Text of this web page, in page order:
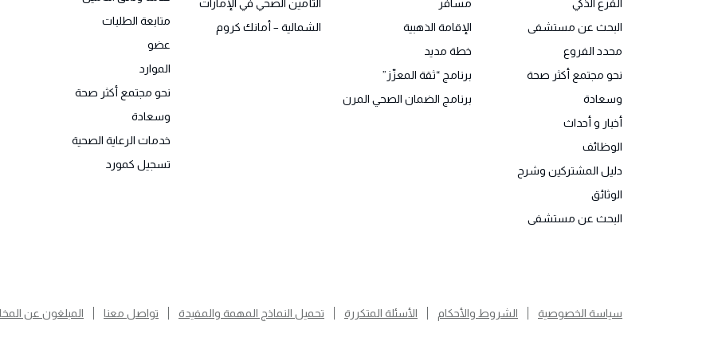
الفرع الذكي
البحث عن مستشفى
محدد الفروع
نحو مجتمع أكثر صحة
وسعادة
أخبار و أحداث
الوظائف
دليل المشتركين وشرح
الوثائق
البحث عن مستشفى
مسافر
الإقامة الذهبية
خطة مديد
برنامج “ثقة المعزّز”
برنامج الضمان الصحي المرن
التأمين الصحي في الإمارات
الشمالية – أمانك كروم
متابعة الطلبات
عضو
الموارد
نحو مجتمع أكثر صحة
وسعادة
خدمات الرعاية الصحية
تسجيل كمورد
سياسة الخصوصية الشروط والأحكام الأسئلة المتكررة تحميل النماذج المهمة والمفيدة تواصل معنا المبلغون عن